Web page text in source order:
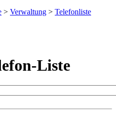
> Verwaltung > Telefonliste
Liste